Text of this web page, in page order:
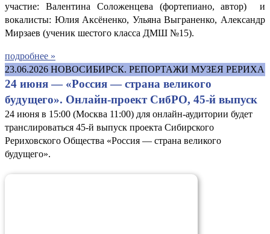
участие: Валентина Соложенцева (фортепиано, автор) и
вокалисты: Юлия Аксёненко, Ульяна Выграненко, Александр
Мирзаев (ученик шестого класса ДМШ №15).
подробнее »
23.06.2026 НОВОСИБИРСК. РЕПОРТАЖИ МУЗЕЯ РЕРИХА
24 июня — «Россия — страна великого
будущего». Онлайн-проект СибРО, 45-й выпуск
24 июня в 15:00 (Москва 11:00) для онлайн-аудитории будет
транслироваться 45-й выпуск проекта Сибирского
Рериховского Общества «Россия — страна великого
будущего».